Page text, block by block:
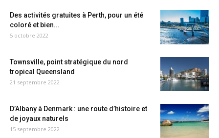
Des activités gratuites à Perth, pour un été
coloré et bien...
5 octobre 2022
Townsville, point stratégique du nord
tropical Queensland
21 septembre 2022
D’Albany à Denmark : une route d’histoire et
de joyaux naturels
15 septembre 2022